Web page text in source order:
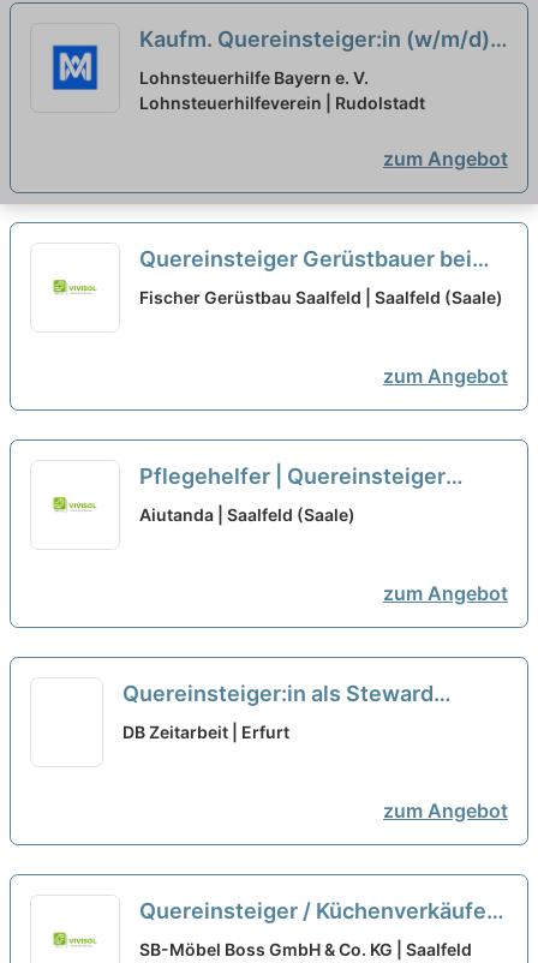
Kaufm. Quereinsteiger:in (w/m/d) -
Einkommensteuerberatung
Lohnsteuerhilfe Bayern e. V.
Lohnsteuerhilfeverein | Rudolstadt
zum Angebot
Quereinsteiger Gerüstbauer bei
Fischer Gerüstbau Saalfeld neu
Fischer Gerüstbau Saalfeld | Saalfeld (Saale)
zum Angebot
Pflegehelfer | Quereinsteiger
(m/w/d) + Bis zu 2.500,00 €
Aiutanda | Saalfeld (Saale)
zum Angebot
Quereinsteiger:in als Steward
Gastronomie an Bord (w/m/d)
DB Zeitarbeit | Erfurt
zum Angebot
Quereinsteiger / Küchenverkäufer
(m/w/d) neu
SB-Möbel Boss GmbH & Co. KG | Saalfeld